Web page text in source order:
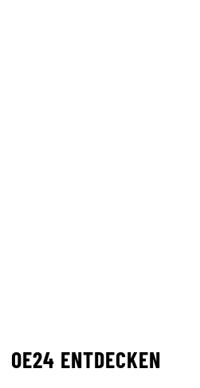
OE24 ENTDECKEN